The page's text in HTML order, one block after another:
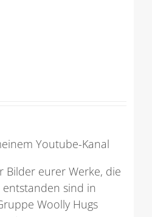
Youtube-Kanal
Bilder eurer Werke, die
sind in
Woolly Hugs